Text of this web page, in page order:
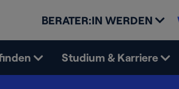
BERATER:IN WERDEN
Studium & Karriere